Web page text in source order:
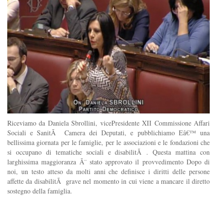
Riceviamo da Daniela Sbrollini, vicePresidente XII Commissione Affari
Sociali e SanitÃ Camera dei Deputati, e pubblichiamo Eâ€™ una
bellissima giornata per le famiglie, per le associazioni e le fondazioni che
si occupano di tematiche sociali e disabilitÃ . Questa mattina con
larghissima maggioranza Ã¨ stato approvato il provvedimento Dopo di
noi, un testo atteso da molti anni che definisce i diritti delle persone
affette da disabilitÃ grave nel momento in cui viene a mancare il diretto
sostegno della famiglia.